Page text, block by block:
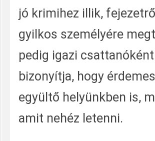
jó krimihez illik,
gyilkos személyére
pedig igazi
bizonyítja, hogy
együltő helyünkben is,
amit nehéz letenni.